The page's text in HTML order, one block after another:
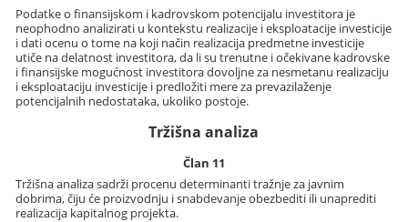
Podatke o finansijskom i kadrovskom potencijalu investitora je
neophodno analizirati u kontekstu realizacije i eksploatacije investicije
i dati ocenu o tome na koji način realizacija predmetne investicije
utiče na delatnost investitora, da li su trenutne i očekivane kadrovske
i finansijske mogućnost investitora dovoljne za nesmetanu realizaciju
i eksploataciju investicije i predložiti mere za prevazilaženje
potencijalnih nedostataka, ukoliko postoje.
Tržišna analiza
Član 11
Tržišna analiza sadrži procenu determinanti tražnje za javnim
dobrima, čiju će proizvodnju i snabdevanje obezbediti ili unaprediti
realizacija kapitalnog projekta.